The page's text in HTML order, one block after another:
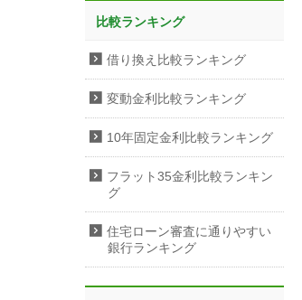
比較ランキング
借り換え比較ランキング
変動金利比較ランキング
10年固定金利比較ランキング
フラット35金利比較ランキン
グ
住宅ローン審査に通りやすい
銀行ランキング